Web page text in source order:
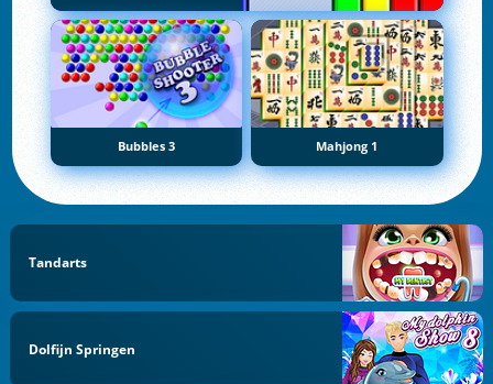
Bubbles 3 Mahjong 1
Tandarts
Dolfijn Springen